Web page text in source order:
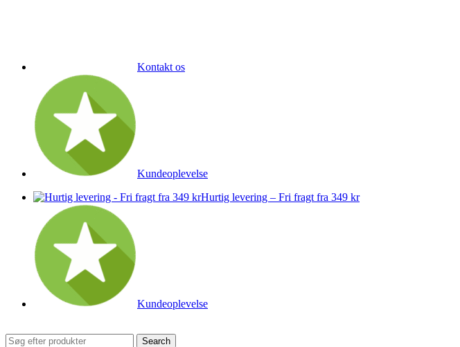
Kontakt os
Kundeoplevelse
Hurtig levering – Fri fragt fra 349 kr
Kundeoplevelse
Search